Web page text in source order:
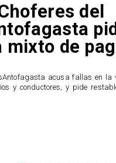
del
mixto de
acusa fallas en la
y conductores, y pide